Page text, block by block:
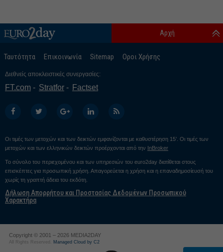
Ταυτότητα Επικοινωνία Sitemap Οροι Χρήσης
Αρχή
Διεθνείς αποκλειστικές συνεργασίες:
FT.com Stratfor Factset
Οι τιμές των μετοχών και των δεικτών εμφανίζονται με καθυστέρηση 15’. Οι τιμές των
μετοχών και των ελληνικών δεικτών προέρχονται από την InBroker
Το σύνολο του περιεχομένου και των υπηρεσιών του euro2day διατίθεται στους
επισκέπτες για προσωπική χρήση. Απαγορεύεται η χρήση και η επαναδημοσίευσή του
χωρίς τη γραπτή άδεια του εκδότη.
Δήλωση Απορρήτου και Προστασίας Δεδομένων Προσωπικού
Χαρακτήρα
Copyright © 2001 – 2026 MEDIA2DAY
All Rights Reserved. Managed Cloud by C2